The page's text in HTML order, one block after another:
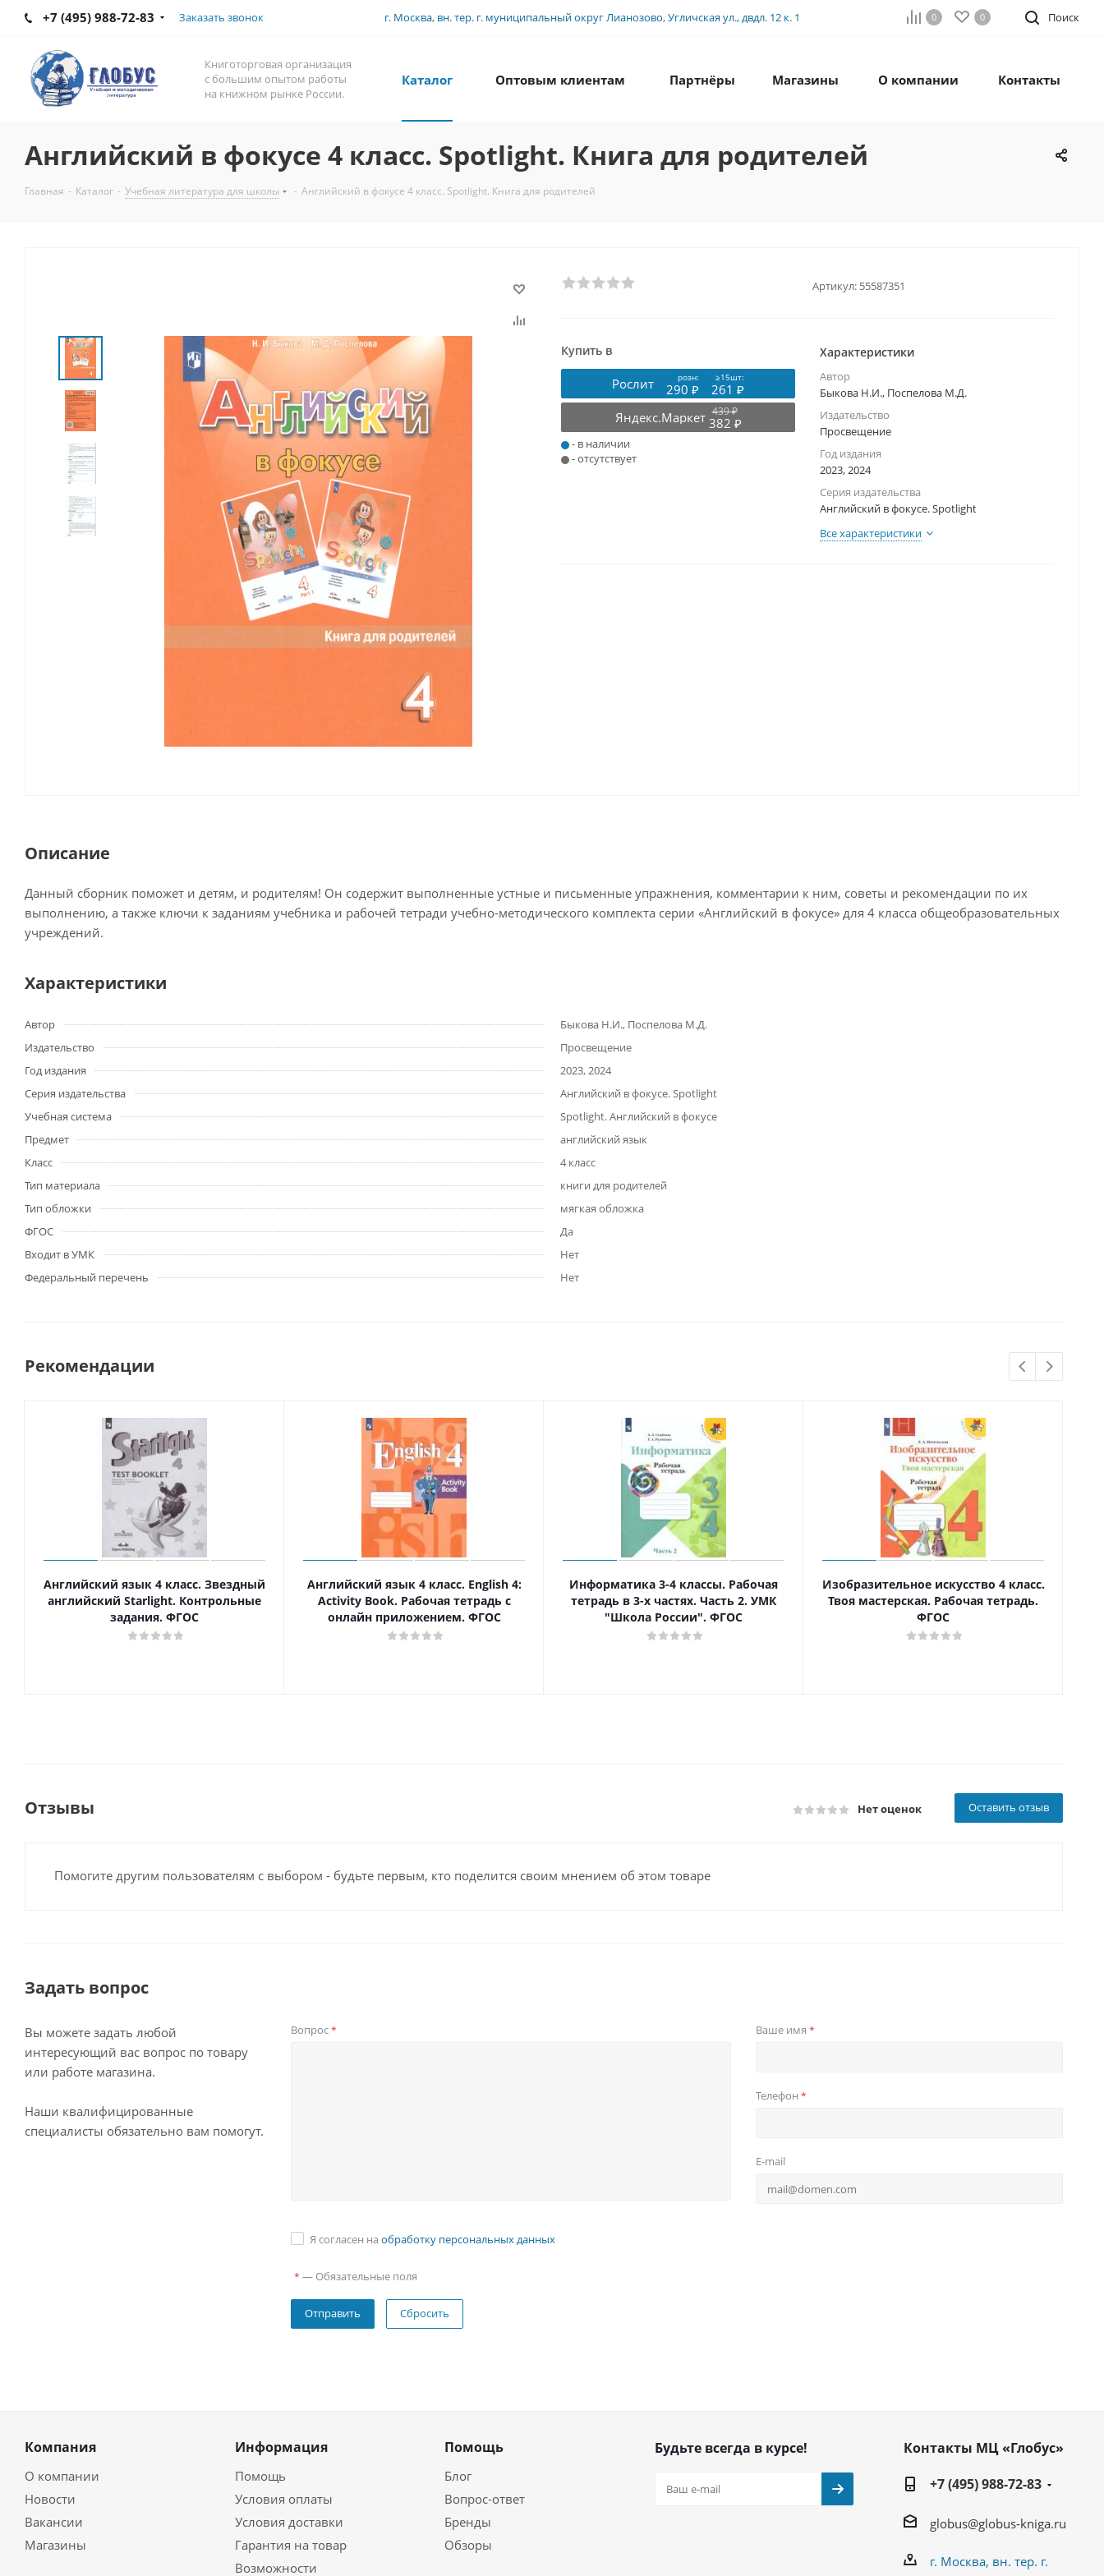
+7 (495) 988-72-83 Заказать звонок г. Москва, вн. тер. г. муниципальный округ Лианозово, Угличская ул., двдл. 12 к. 1 Поиск
0 0
Книготорговая организация
с большим опытом работы
на книжном рынке России.
Каталог Оптовым клиентам Партнёры Магазины О компании Контакты
Английский в фокусе 4 класс. Spotlight. Книга для родителей
Главная - Каталог - Учебная литература для школы - Английский в фокусе 4 класс. Spotlight. Книга для родителей
Артикул: 55587351
Купить в
Рослит розн: ≥15шт:
290 ₽
261 ₽
Яндекс.Маркет 439 ₽
382 ₽
- в наличии
- отсутствует
Характеристики
Автор
Быкова Н.И., Поспелова М.Д.
Издательство
Просвещение
Год издания
2023, 2024
Серия издательства
Английский в фокусе. Spotlight
Все характеристики
Описание
Данный сборник поможет и детям, и родителям! Он содержит выполненные устные и письменные упражнения, комментарии к ним, советы и рекомендации по их
выполнению, а также ключи к заданиям учебника и рабочей тетради учебно-методического комплекта серии «Английский в фокусе» для 4 класса общеобразовательных
учреждений.
Характеристики
Автор
Быкова Н.И., Поспелова М.Д.
Издательство
Просвещение
Год издания
2023, 2024
Серия издательства
Английский в фокусе. Spotlight
Учебная система
Spotlight. Английский в фокусе
Предмет
английский язык
Класс
4 класс
Тип материала
книги для родителей
Тип обложки
мягкая обложка
ФГОС
Да
Входит в УМК
Нет
Федеральный перечень
Нет
Рекомендации
Английский язык 4 класс. Звездный
английский Starlight. Контрольные
задания. ФГОС
Английский язык 4 класс. English 4:
Activity Book. Рабочая тетрадь с
онлайн приложением. ФГОС
Информатика 3-4 классы. Рабочая
тетрадь в 3-х частях. Часть 2. УМК
"Школа России". ФГОС
Изобразительное искусство 4 класс.
Твоя мастерская. Рабочая тетрадь.
ФГОС
Отзывы Нет оценок Оставить отзыв
Помогите другим пользователям с выбором - будьте первым, кто поделится своим мнением об этом товаре
Задать вопрос
Вы можете задать любой
интересующий вас вопрос по товару
или работе магазина.
Наши квалифицированные
специалисты обязательно вам помогут.
Вопрос* Ваше имя *
Телефон *
E-mail
Я согласен на обработку персональных данных
* — Обязательные поля
Сбросить
Компания
О компании
Новости
Вакансии
Магазины
Информация
Помощь
Условия оплаты
Условия доставки
Гарантия на товар
Возможности
Помощь
Блог
Вопрос-ответ
Бренды
Обзоры
Будьте всегда в курсе!
Контакты МЦ «Глобус»
+7 (495) 988-72-83
globus@globus-kniga.ru
г. Москва, вн. тер. г.